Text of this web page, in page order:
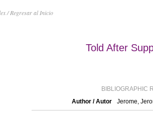
/ Regresar al Inicio
Told After
BIBLIOGRAPHIC
Author / Autor
Jerome,